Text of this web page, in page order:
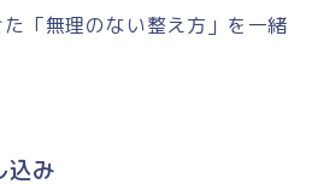
「無理のない整え方」を一緒
込み